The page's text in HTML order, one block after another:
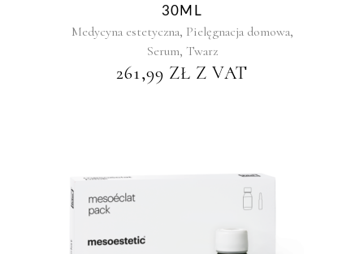
30ML
Medycyna estetyczna, Pielęgnacja domowa,
Serum, Twarz
261,99 ZŁ Z VAT